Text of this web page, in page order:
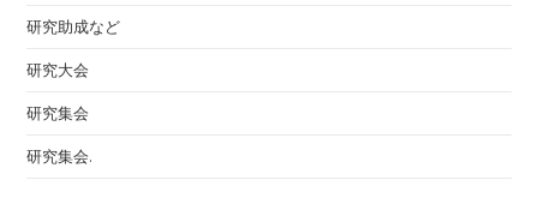
研究助成など
研究大会
研究集会
研究集会.